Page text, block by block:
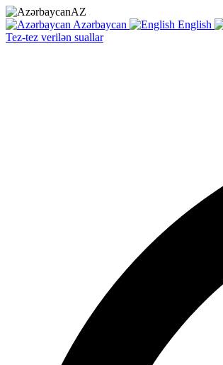
AZ
Azərbaycan
English
Tez-tez verilən suallar